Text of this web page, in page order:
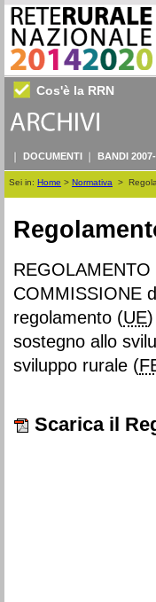
Cos'è la RRN
DOCUMENTI BANDI
Sei in: Home > Normativa >
COMMISSIONE
regolamento (UE
sostegno allo
sviluppo rurale (
Scarica il